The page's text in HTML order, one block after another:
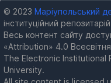
© 2023 Маріупольський
інституційний
Весь контент сайту
«Attribution» 4.0
The Electronic
University.